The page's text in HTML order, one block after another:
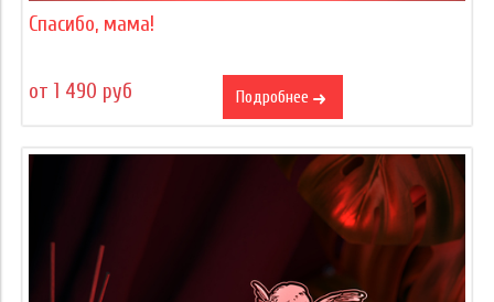
Спасибо, мама!
от 1 490 руб Подробнее